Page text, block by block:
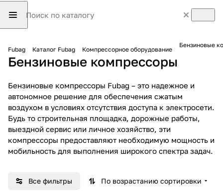
Fubag Каталог Fubag Компрессорное оборудование
Бензиновые
Бензиновые компрессоры
Бензиновые компрессоры Fubag – это надежное и
автономное решение для обеспечения сжатым
воздухом в условиях отсутствия доступа к электросети.
Будь то строительная площадка, дорожные работы,
выездной сервис или личное хозяйство, эти
компрессоры предоставляют необходимую мощность и
мобильность для выполнения широкого спектра задач.
Все фильтры По возрастанию сортировки